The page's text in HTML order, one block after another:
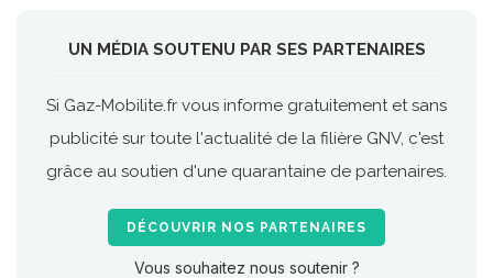
UN MÉDIA SOUTENU PAR SES PARTENAIRES
Si Gaz-Mobilite.fr vous informe gratuitement et sans
publicité sur toute l'actualité de la filière GNV, c'est
grâce au soutien d'une quarantaine de partenaires.
DÉCOUVRIR NOS PARTENAIRES
Vous souhaitez nous soutenir ?